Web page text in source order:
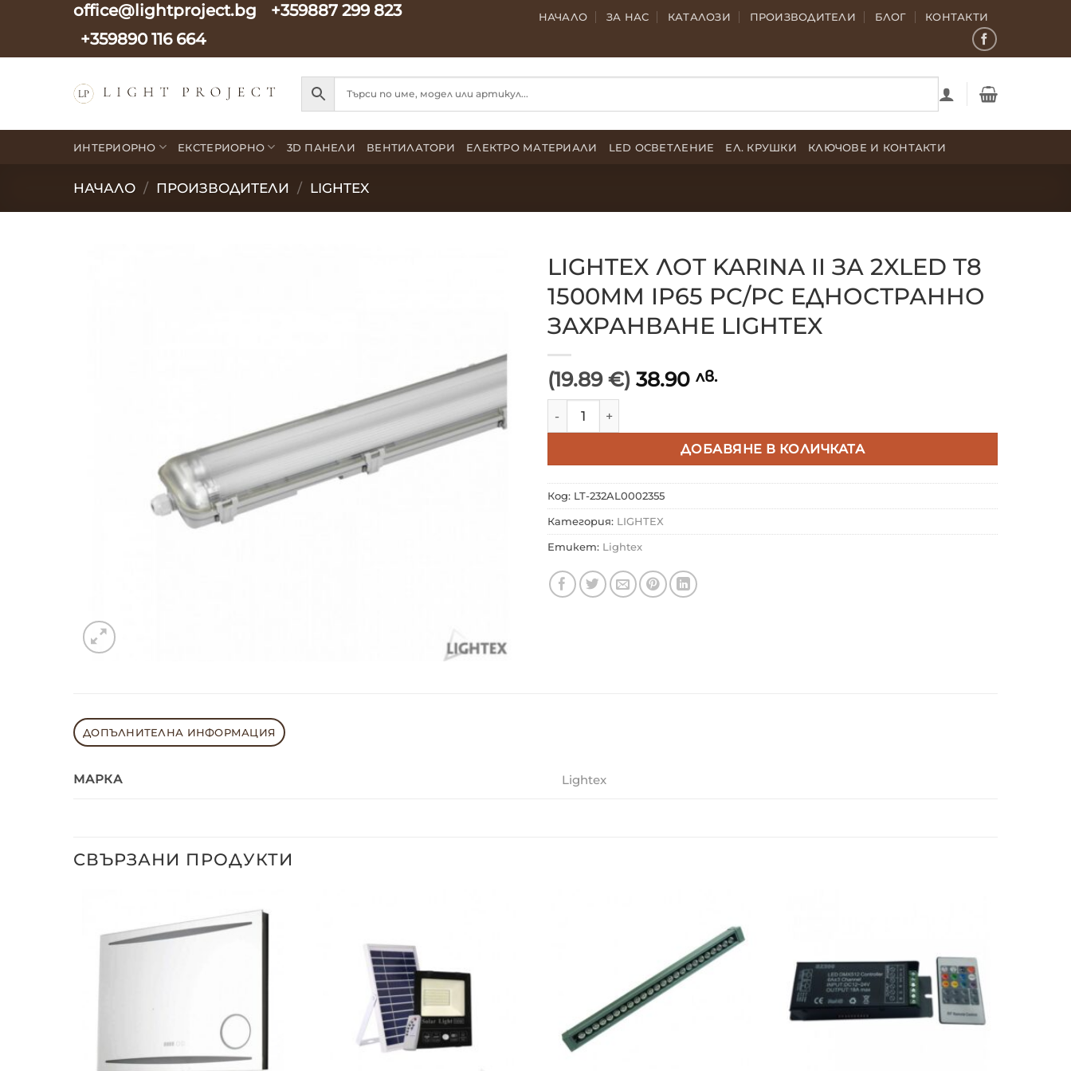
office@lightproject.bg
+359887 299 823
+359890 116 664
НАЧАЛО ЗА НАС КАТАЛОЗИ ПРОИЗВОДИТЕЛИ БЛОГ КОНТАКТИ
ИНТЕРИОРНО ЕКСТЕРИОРНО 3D ПАНЕЛИ ВЕНТИЛАТОРИ ЕЛЕКТРО МАТЕРИАЛИ LED ОСВЕТЛЕНИЕ ЕЛ. КРУШКИ КЛЮЧОВЕ И КОНТАКТИ
НАЧАЛО / ПРОИЗВОДИТЕЛИ / LIGHTEX
LIGHTEX ЛОТ KARINA II ЗА 2XLED T8
1500ММ IP65 PC/PC ЕДНОСТРАННО
ЗАХРАНВАНЕ LIGHTEX
(19.89 €) 38.90 лв.
количество за LIGHTEX ЛОТ KARINA II ЗА 2XLED T8 1500ММ IP65 PC/PC
ДОБАВЯНЕ В КОЛИЧКАТА
Код: LT-232AL0002355
Категория: LIGHTEX
Етикет: Lightex
ДОПЪЛНИТЕЛНА ИНФОРМАЦИЯ
МАРКА Lightex
СВЪРЗАНИ ПРОДУКТИ